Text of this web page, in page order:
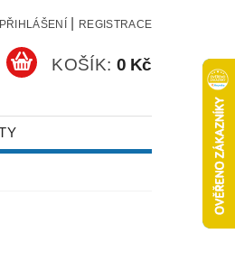
PŘIHLÁŠENÍ REGISTRACE
KOŠÍK: 0 Kč